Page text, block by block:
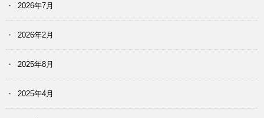
2026年7月
2026年2月
2025年8月
2025年4月